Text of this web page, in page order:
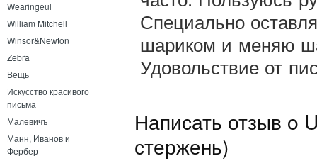
Wearingeul
William Mitchell
Winsor&Newton
Zebra
Вещь
Искусство красивого
письма
Малевичъ
Манн, Иванов и
Фербер
Специально
шариком и меняю
Удовольствие от
Написать отзыв o
стержень)